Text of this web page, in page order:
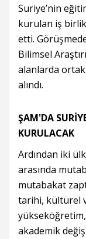
Suriye’nin
kurulan iş
etti.
Bilimsel
alanlarda ortak
alındı.
ŞAM'DA
KURULACAK
Ardından iki
arasında
mutabakat
tarihi, kültürel
akademik